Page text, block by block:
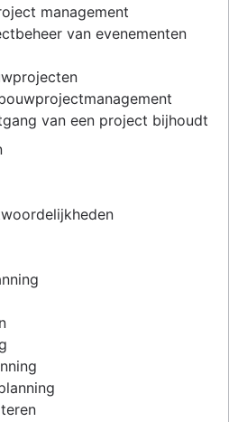
management
van evenementen
van een project bijhoudt
voor projectkick-off
van een project
van belanghebbenden:
en voorbeelden
project
missie creëren
OKR
van projectdoelstellingen
software
ontwikkelen
planning